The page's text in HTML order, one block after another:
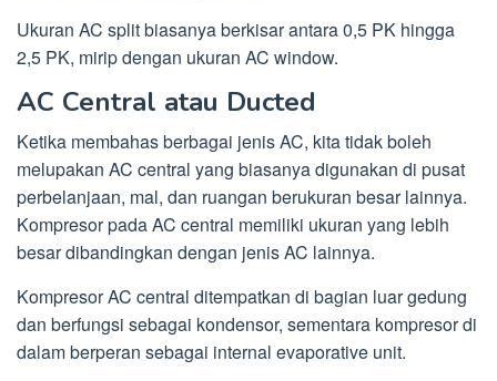
Ukuran AC split biasanya berkisar antara 0,5 PK hingga
2,5 PK, mirip dengan ukuran AC window.
AC Central atau Ducted
Ketika membahas berbagai jenis AC, kita tidak boleh
melupakan AC central yang biasanya digunakan di pusat
perbelanjaan, mal, dan ruangan berukuran besar lainnya.
Kompresor pada AC central memiliki ukuran yang lebih
besar dibandingkan dengan jenis AC lainnya.
Kompresor AC central ditempatkan di bagian luar gedung
dan berfungsi sebagai kondensor, sementara kompresor di
dalam berperan sebagai internal evaporative unit.